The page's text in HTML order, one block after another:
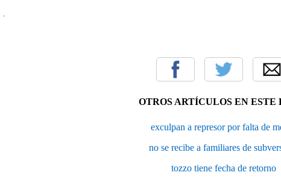
OTROS ARTÍCULOS EN ESTE
exculpan a represor por falta de
no se recibe a familiares de
tozzo tiene fecha de retorno